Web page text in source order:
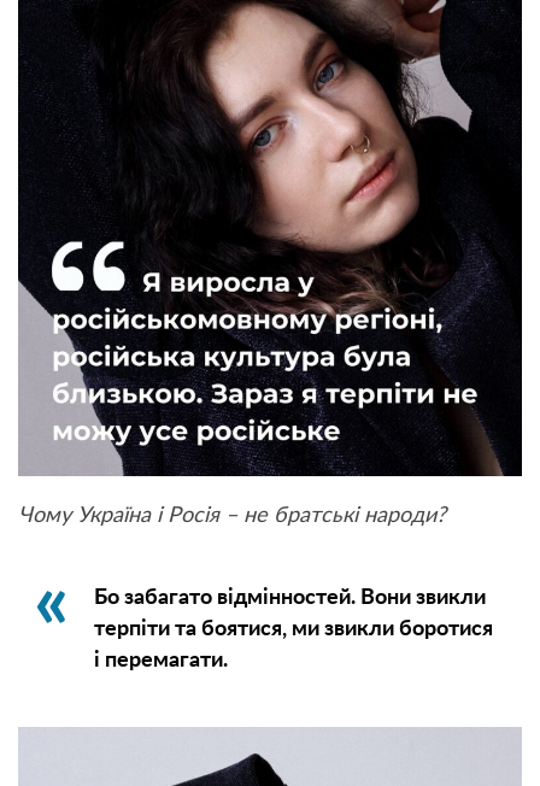
Чому Україна і Росія – не братські народи?
Бо забагато відмінностей. Вони звикли
терпіти та боятися, ми звикли боротися
і перемагати.